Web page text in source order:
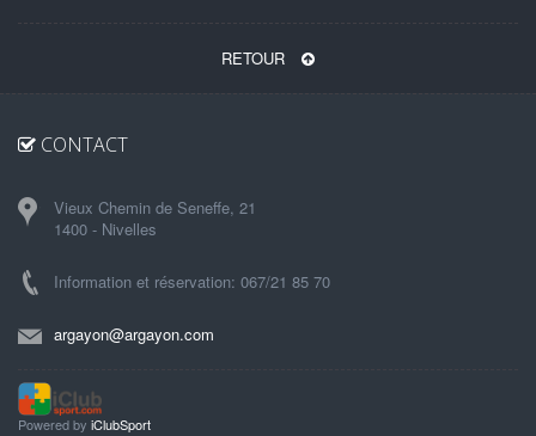
RETOUR
CONTACT
Vieux Chemin de Seneffe, 21
1400 - Nivelles
Information et réservation: 067/21 85 70
argayon@argayon.com
Powered by iClubSport